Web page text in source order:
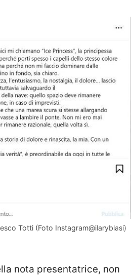
Totti (Foto Instagram@ilaryblasi)
nota presentatrice, non